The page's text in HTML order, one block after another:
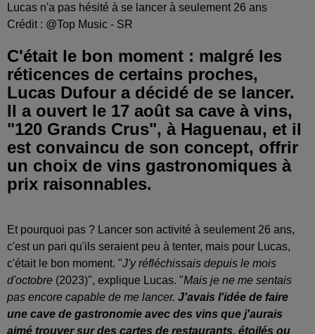
Lucas n'a pas hésité à se lancer à seulement 26 ans
Crédit : @Top Music - SR
C'était le bon moment : malgré les
réticences de certains proches,
Lucas Dufour a décidé de se lancer.
Il a ouvert le 17 août sa cave à vins,
"120 Grands Crus", à Haguenau, et il
est convaincu de son concept, offrir
un choix de vins gastronomiques à
prix raisonnables.
Et pourquoi pas ? Lancer son activité à seulement 26 ans,
c'est un pari qu'ils seraient peu à tenter, mais pour Lucas,
c'était le bon moment. "J'y réfléchissais depuis le mois
d'octobre (2023)", explique Lucas. "Mais je ne me sentais
pas encore capable de me lancer. J'avais l'idée de faire
une cave de gastronomie avec des vins que j'aurais
aimé trouver sur des cartes de restaurants, étoilés ou